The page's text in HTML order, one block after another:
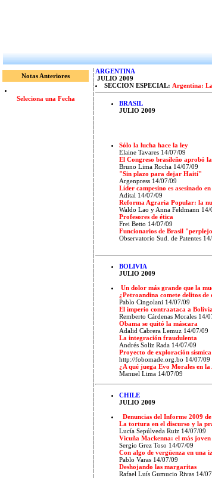
Notas Anteriores
Seleciona una Fecha
ARGENTINA
JULIO 2009
SECCION ESPECIAL: Argentina:
BRASIL
JULIO 2009
Sólo la lucha hace la ley
Elaine Tavares 14/07/09
El Congreso brasileño aprobó
Bruno Lima Rocha 14/07/09
"Sin plazo para dejar Haití"
Argenpress 14/07/09
Líder campesino es asesinado
Adital 14/07/09
Reforma Agraria Popular: la
Waldo Lao y Anna Feldmann 14/
Profesores de ética
Frei Betto 14/07/09
Funcionarios de Brasil
Observatorio Sud. de Patentes
BOLIVIA
JULIO 2009
Un dolor más grande que la
¿Petroandina comete delitos
Pablo Cingolani 14/07/09
El imperio contraataca a
Remberto Cárdenas Morales 14/
Obama se quitó la máscara
Adalid Cabrera Lemuz 14/07/09
La integración fraudulenta
Andrés Soliz Rada 14/07/09
Proyecto de exploración
http://fobomade.org.bo 14/07/09
¿A qué juega Evo Morales en la
Manuel Lima 14/07/09
CHILE
JULIO 2009
Denuncias del Informe 2009
La tortura en el discurso y la
Lucía Sepúlveda Ruiz 14/07/09
Vicuña Mackenna: el más joven
Sergio Grez Toso 14/07/09
Con algo de vergüenza en una
Pablo Varas 14/07/09
Deshojando las margaritas
Rafael Luís Gumucio Rivas 14/